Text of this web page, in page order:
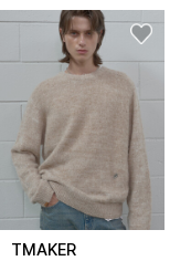
TMAKER